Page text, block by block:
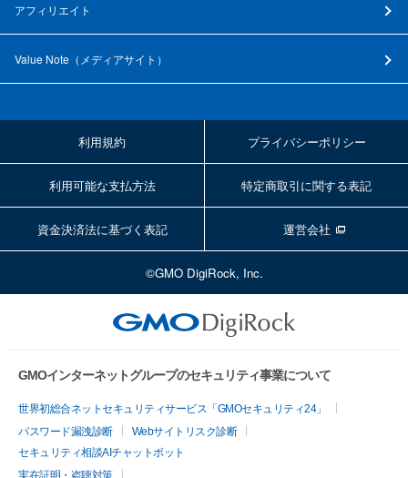
アフィリエイト
Value Note（ メディアサイト ）
利用規約 プライバシーポリシー
利用可能な支払方法 特定商取引に関する表記
資金決済法に基づく表記 運営会社
©GMO DigiRock, Inc.
GMOインターネットグループのセキュリティ事業について
世界初総合ネットセキュリティサービス「GMOセキュリティ24」
パスワード漏洩診断
Webサイトリスク診断
セキュリティ相談AIチャットボット
実在証明・盗聴対策